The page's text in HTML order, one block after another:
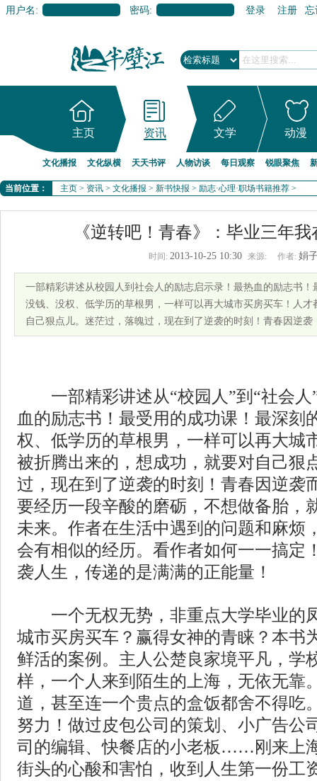
用户名: 密码: 登录 注册 忘
主页 资讯 文学 动漫
文化播报 文化纵横 天天书评 人物访谈 每日观察 锐眼聚焦
当前位置： 主页 > 资讯 > 文化播报 > 新书快报 > 励志·心理·职场书籍推荐 >
《逆转吧！青春》：毕业三年
时间: 2013-10-25 10:30 来源: 作者: 娟
一部精彩讲述从校园人到社会人的励志启示录！最热血的励志书
没钱、没权、低学历的草根男，一样可以再大城市买房买车！人
自己狠点儿。迷茫过，落魄过，现在到了逆袭的时刻！青春因逆袭
一部精彩讲述从“校园人”到“社会人
血的励志书！最受用的成功课！最深刻
权、低学历的草根男，一样可以再大城
被折腾出来的，想成功，就要对自己狠
过，现在到了逆袭的时刻！青春因逆袭
要经历一段辛酸的磨砺，不想做备胎，
未来。作者在生活中遇到的问题和麻烦
会有相似的经历。看作者如何一一搞定
袭人生，传递的是满满的正能量！
一个无权无势，非重点大学毕业的
城市买房买车？赢得女神的青睐？本书
鲜活的案例。主人公楚良家境平凡，学
样，一个人来到陌生的上海，无依无靠
道，甚至连一个贵点的盒饭都舍不得吃
努力！做过皮包公司的策划、小广告公
司的编辑、快餐店的小老板……刚来上
街头的心酸和害怕，收到人生第一份工